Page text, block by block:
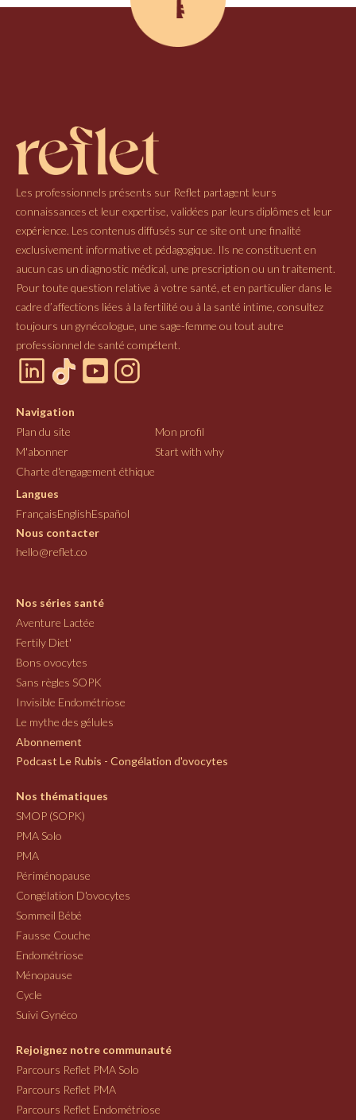
Les professionnels présents sur Reflet partagent leurs
connaissances et leur expertise, validées par leurs diplômes et leur
expérience. Les contenus diffusés sur ce site ont une finalité
exclusivement informative et pédagogique. Ils ne constituent en
aucun cas un diagnostic médical, une prescription ou un traitement.
Pour toute question relative à votre santé, et en particulier dans le
cadre d’affections liées à la fertilité ou à la santé intime, consultez
toujours un gynécologue, une sage-femme ou tout autre
professionnel de santé compétent.
Navigation
Plan du site
Mon profil
M'abonner
Start with why
Charte d'engagement éthique
Langues
FrançaisEnglishEspañol
Nous contacter
hello@reflet.co
Nos séries santé
Aventure Lactée
Fertily Diet'
Bons ovocytes
Sans règles SOPK
Invisible Endométriose
Le mythe des gélules
Abonnement
Podcast Le Rubis - Congélation d'ovocytes
Nos thématiques
SMOP (SOPK)
PMA Solo
PMA
Périménopause
Congélation D'ovocytes
Sommeil Bébé
Fausse Couche
Endométriose
Ménopause
Cycle
Suivi Gynéco
Rejoignez notre communauté
Parcours Reflet PMA Solo
Parcours Reflet PMA
Parcours Reflet Endométriose